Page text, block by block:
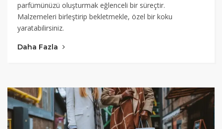
parfümünüzü oluşturmak eğlenceli bir süreçtir.
Malzemeleri birleştirip bekletmekle, özel bir koku
yaratabilirsiniz.
Daha Fazla